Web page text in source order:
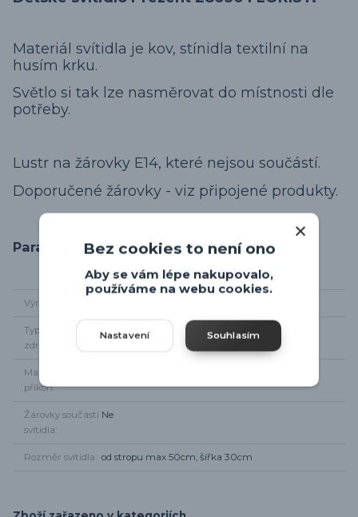
Materiál svítidla je kov, stínidla textilní na
husím krku.
Světlo si tak lze nasměrovat do místnosti dle
potřeby.
Lustr na žárovky E14, které nejsou součástí.
Doporučené žárovky - viz připojené produkty.
Parametry
Výrobce
Typ světelného
zdroje
3 x E14
Maximální
příkon
Žárovky součástí
svítidla
Ne
Rozměr svítidla od stropu max 50cm, šířka 30cm
Bez cookies to není ono
Aby se vám lépe nakupovalo,
používáme na webu cookies.
Nastavení Souhlasím